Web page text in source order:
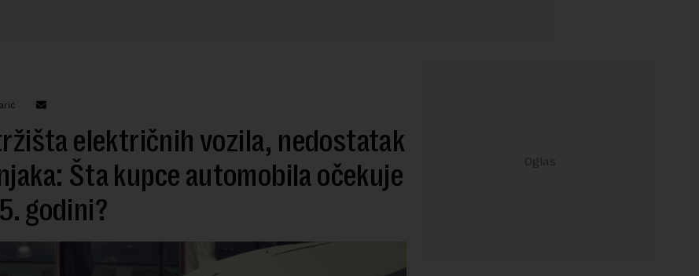
električnih vozila, nedostatak
Šta kupce automobila očekuje
godini?